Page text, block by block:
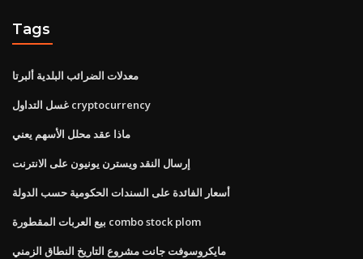
Tags
معدلات الضرائب البلدية ألبرتا
غسل التداول cryptocurrency
ماذا عقد محلل الأسهم يعني
إرسال النقد ويسترن يونيون على الانترنت
أسعار الفائدة على السندات الحكومية حسب الدولة
بيع العربات المقطورة combo stock plom
مايكروسوفت جانت مشروع التاريخ النطاق الزمني